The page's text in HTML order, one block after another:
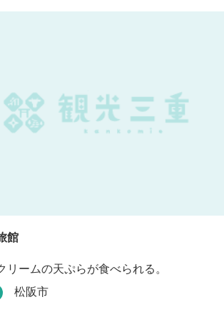
館
リームの天ぷらが食べられる。
松阪市